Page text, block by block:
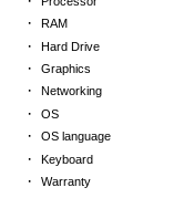
· RAM
· Hard Drive
· Graphics
· Networking
· OS
· OS language
· Keyboard
· Warranty